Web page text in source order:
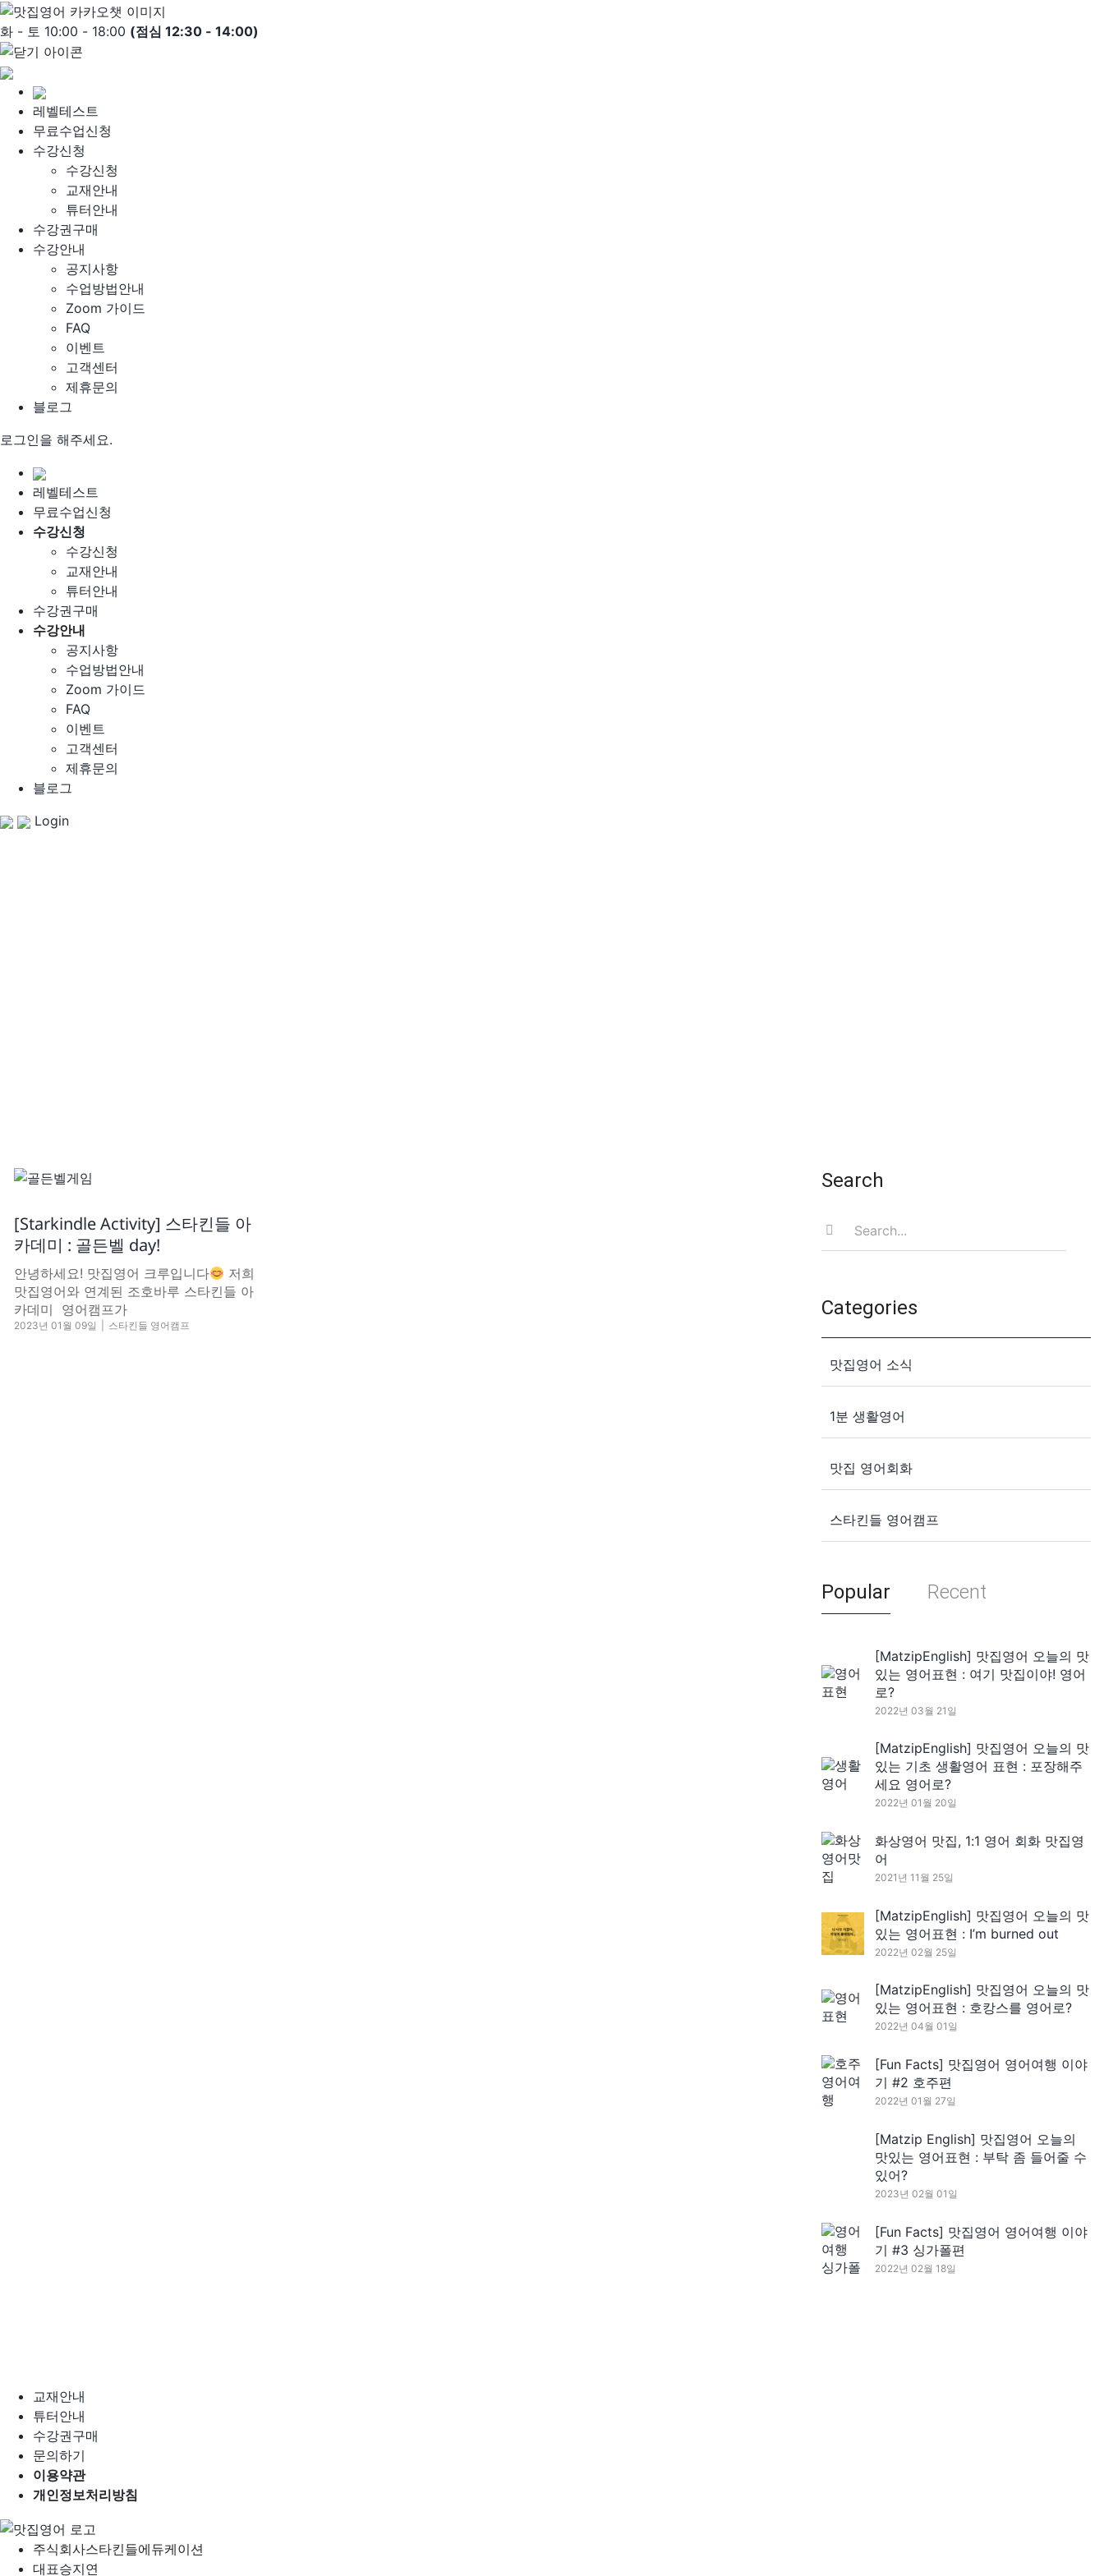
Skip
to
content
화 - 토 10:00 - 18:00 (점심 12:30 - 14:00)
레벨테스트
무료수업신청
수강신청
수강신청
교재안내
튜터안내
수강권구매
수강안내
공지사항
수업방법안내
Zoom 가이드
FAQ
이벤트
고객센터
제휴문의
블로그
로그인을 해주세요.
레벨테스트
무료수업신청
수강신청
수강신청
교재안내
튜터안내
수강권구매
수강안내
공지사항
수업방법안내
Zoom 가이드
FAQ
이벤트
고객센터
제휴문의
블로그
Login
[Starkindle Activity] 스타킨들 아
카데미 : 골든벨 day!
안녕하세요! 맛집영어 크루입니다
저희
맛집영어와 연계된 조호바루 스타킨들 아
카데미 영어캠프가
2023년 01월 09일 스타킨들 영어캠프
Search
for:
Categories
맛집영어 소식
1분 생활영어
맛집 영어회화
스타킨들 영어캠프
Popular Recent
[MatzipEnglish] 맛집영어 오늘의 맛
있는 영어표현 : 여기 맛집이야! 영어
로?
2022년 03월 21일
[MatzipEnglish] 맛집영어 오늘의 맛
있는 기초 생활영어 표현 : 포장해주
세요 영어로?
2022년 01월 20일
화상영어 맛집, 1:1 영어 회화 맛집영
어
2021년 11월 25일
[MatzipEnglish] 맛집영어 오늘의 맛
있는 영어표현 : I’m burned out
2022년 02월 25일
[MatzipEnglish] 맛집영어 오늘의 맛
있는 영어표현 : 호캉스를 영어로?
2022년 04월 01일
[Fun Facts] 맛집영어 영어여행 이야
기 #2 호주편
2022년 01월 27일
[Matzip English] 맛집영어 오늘의
맛있는 영어표현 : 부탁 좀 들어줄 수
있어?
2023년 02월 01일
[Fun Facts] 맛집영어 영어여행 이야
기 #3 싱가폴편
2022년 02월 18일
교재안내
튜터안내
수강권구매
문의하기
이용약관
개인정보처리방침
주식회사스타킨들에듀케이션
대표승지연